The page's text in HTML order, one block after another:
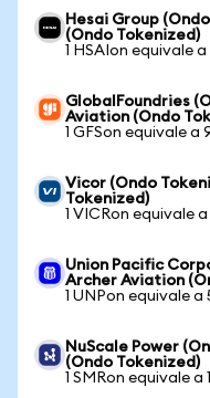
Hesai Group
(Ondo Tokenized)
1 HSAIon equivale
GlobalFoundries
Aviation (Ondo
1 GFSon equivale a
Vicor (Ondo
Tokenized)
1 VICRon equivale
Union Pacific
Archer Aviation
1 UNPon equivale
NuScale Power
(Ondo Tokenized)
1 SMRon equivale a